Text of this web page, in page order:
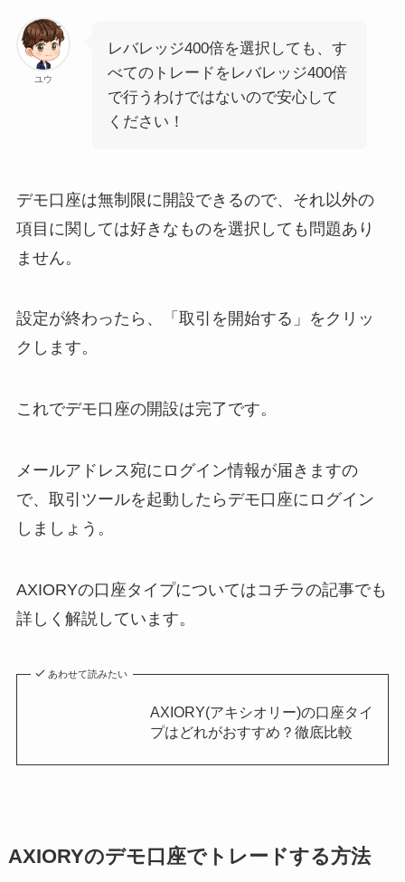
ユウ
レバレッジ400倍を選択しても、す
べてのトレードをレバレッジ400倍
で行うわけではないので安心して
ください！
デモ口座は無制限に開設できるので、それ以外の
項目に関しては好きなものを選択しても問題あり
ません。
設定が終わったら、「取引を開始する」をクリッ
クします。
これでデモ口座の開設は完了です。
メールアドレス宛にログイン情報が届きますの
で、取引ツールを起動したらデモ口座にログイン
しましょう。
AXIORYの口座タイプについてはコチラの記事でも
詳しく解説しています。
あわせて読みたい
AXIORY(アキシオリー)の口座タイ
プはどれがおすすめ？徹底比較
AXIORYのデモ口座でトレードする方法